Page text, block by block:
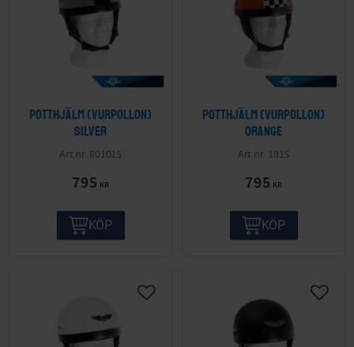
Potthjälm (Vurpollon)
Silver
80101S
795 KR
KÖP
Potthjälm (Vurpollon)
Orange
181S
795 KR
KÖP